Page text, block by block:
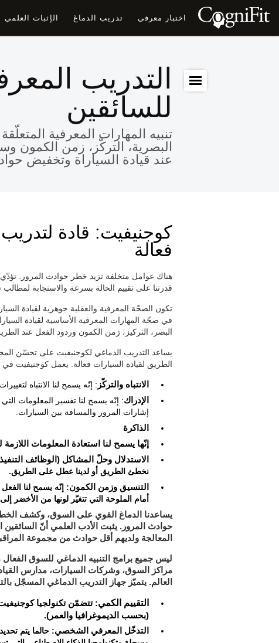
اختبار معرفي تدريب الدماغ الإثبات العلمي
التدريب
للسائقين
تنبيه المهارات المعرفية
البصرية، التركّز، زمن الكمون
عند قيادة السياراة وتخفيض
كوجنيفيت: قادة لتدريب
فعالة
هناك عوامل متخلفة تزيد خطر حوادث المرور. تؤدّي
قدرتنا على تقييم الحالة بسرعة والاستجابة
تكون الصحّة المعرفية والعقلية جوهرية لقيادة
في صحّة المهارات المعرفية الأساسية لقيادة
البصر، التركيز، زمن الكمون وردود الفعل عند الطريق
يساعد التدريب الدماغي لكوجنيفيت على تحسّن
الطريق لقيادة السيارات فعالة. يعمل كوجنيفيت في
الانتباه والتركّز : إنّه يسمح لنا الانتباه
الإدراك: إنّه يسمح لنا تفسير المعلومات
إشارات المرور والمسافة بين السيارات.
الذاكرة
إنّها يسمح لنا استعادة المعلومات
الاستدلال وحلّ المشاكل (الوظائف
نخطئ الطريق أو لدينا عطل على الطريق.
التنسيق وزمن الكمون: إنّه يسمح لنا
أمام الملوحة التي تتغيّر لونها من الأخضر
يساعدنا الدماغ القوي على السوق، وكشف
حوادث المرور. يثبت الأدب العلمي أنّ السائقين
المعالجة ولديهم أقل حوادث من مجموعة
ليس جميع برامج التنبيه الدماغي للسوق
مراكز السوق، وشركات السيارات، مدارس
العالم. يتميّز جهاز التدريب الدماغي المسجّل
التقييم الكمي: تتضمّن تكنولجيا
(بحسب الديموغرافيا والعمر).
التدخّل المعرفي الشخصي: حالما يتم